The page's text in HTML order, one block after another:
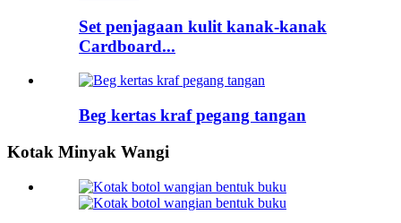
Set penjagaan kulit kanak-kanak
Cardboard...
Beg kertas kraf pegang tangan
Kotak Minyak Wangi